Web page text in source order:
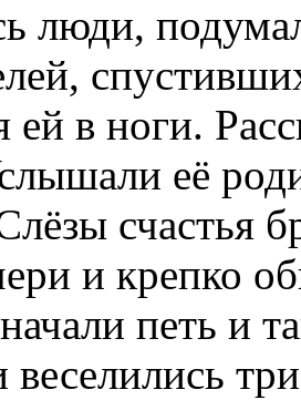
люди,
ей в ноги.
её
счастья
и крепко
петь и